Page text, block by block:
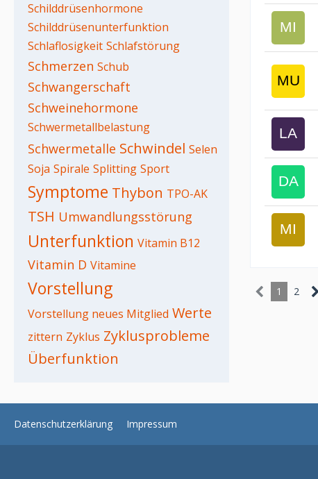
Schilddrüsenhormone
Schilddrüsenunterfunktion
Schlaflosigkeit Schlafstörung
Schmerzen Schub
Schwangerschaft
Schweinehormone
Schwermetallbelastung
Schwermetalle Schwindel Selen
Soja Spirale Splitting Sport
Symptome Thybon TPO-AK
TSH Umwandlungsstörung
Unterfunktion Vitamin B12
Vitamin D Vitamine
Vorstellung
Vorstellung neues Mitglied Werte
zittern Zyklus Zyklusprobleme
Überfunktion
1 2
Datenschutzerklärung Impressum